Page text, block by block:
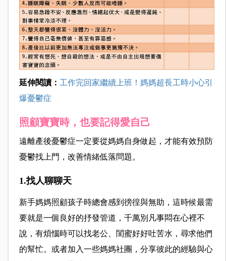
延伸閱讀： 工作完回家繼續上班！媽媽超長工時小心引
爆憂鬱症
照顧寶寶時，也要記得愛自己
遠離產後憂鬱症一定要從媽媽自身做起，才能有效預防
憂鬱找上門，改善情緒低落問題。
1.找人聊聊天
新手媽媽照顧孩子時總會感到徬徨與無助，這時候最需
要就是一個良好的抒發管道，千萬別凡事悶在心裡不
說，有煩惱時可以找老公、閨蜜好好吐苦水，尋求他們
的幫忙。或者加入一些媽媽社團，分享彼此的經驗與心